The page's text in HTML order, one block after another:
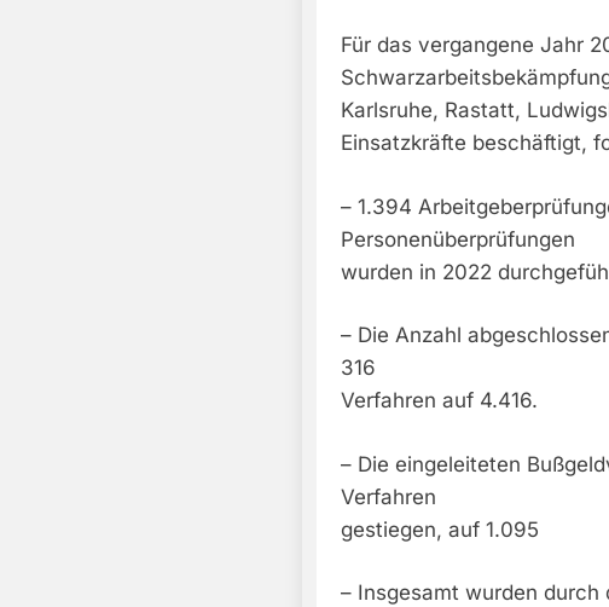
Für das vergangene Jahr
Karlsruhe, Rastatt,
Einsatzkräfte beschäftigt,
– 1.394
Personenüberprüfungen
wurden in 2022
– Die Anzahl
316
Verfahren auf 4.416.
– Die eingeleiteten
Verfahren
gestiegen, auf 1.095
– Insgesamt wurden